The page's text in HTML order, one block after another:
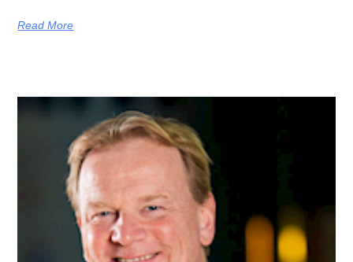
Read More